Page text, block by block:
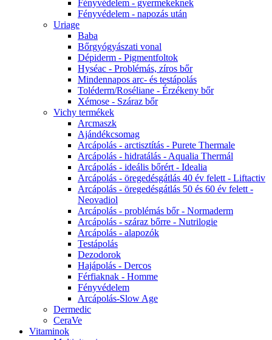
Fényvédelem - gyermekeknek
Fényvédelem - napozás után
Uriage
Baba
Bőrgyógyászati vonal
Dépiderm - Pigmentfoltok
Hyséac - Problémás, zíros bőr
Mindennapos arc- és testápolás
Toléderm/Roséliane - Érzékeny bőr
Xémose - Száraz bőr
Vichy termékek
Arcmaszk
Ajándékcsomag
Arcápolás - arctisztítás - Purete Thermale
Arcápolás - hidratálás - Aqualia Thermál
Arcápolás - ideális bőrért - Idealia
Arcápolás - öregedésgátlás 40 év felett - Liftactiv
Arcápolás - öregedésgátlás 50 és 60 év felett -
Neovadiol
Arcápolás - problémás bőr - Normaderm
Arcápolás - száraz bőrre - Nutrilogie
Arcápolás - alapozók
Testápolás
Dezodorok
Hajápolás - Dercos
Férfiaknak - Homme
Fényvédelem
Arcápolás-Slow Age
Dermedic
CeraVe
Vitaminok